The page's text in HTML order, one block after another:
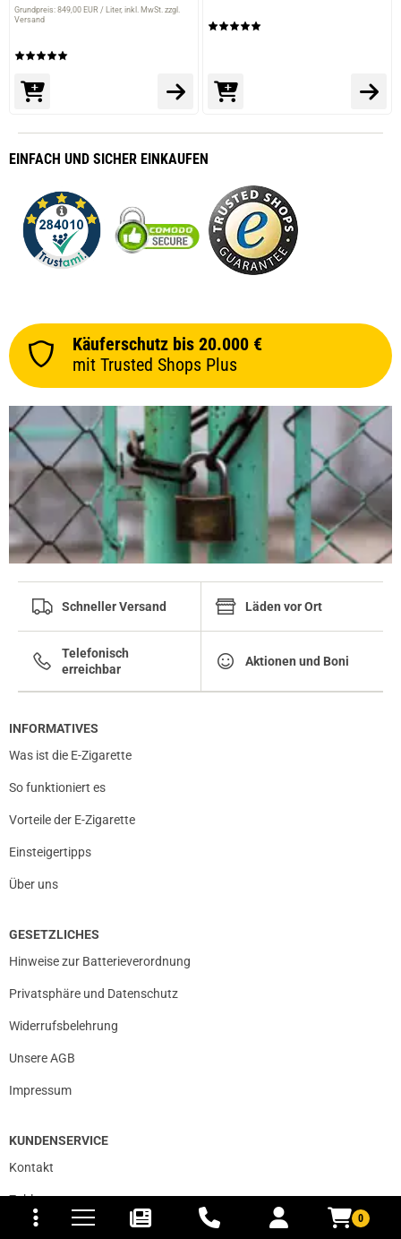
0
und Versandkosten
Grundpreis: 849,00 EUR / Liter inkl. MwSt. zzgl.
Versand
EINFACH UND SICHER EINKAUFEN
Käuferschutz bis 20.000 €
mit Trusted Shops Plus
Schneller Versand Läden vor Ort
Telefonisch
erreichbar
Aktionen und Boni
INFORMATIVES
Was ist die E-Zigarette
So funktioniert es
Vorteile der E-Zigarette
Einsteigertipps
Über uns
GESETZLICHES
Hinweise zur Batterieverordnung
Privatsphäre und Datenschutz
Widerrufsbelehrung
Unsere AGB
Impressum
KUNDENSERVICE
Kontakt
Zahlungsarten
Lieferung & Versandkosten